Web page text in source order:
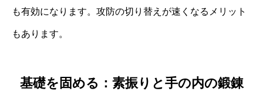
も有効になります。攻防の切り替えが速くなるメリット
もあります。
基礎を固める：素振りと手の内の鍛錬